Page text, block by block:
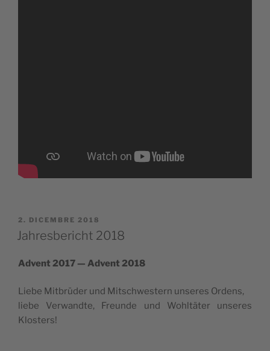
PUBBLICATO
IL
2. DICEMBRE 2018
Jahresbericht 2018
Advent 2017 — Advent 2018
Lie­be Mit­brü­der und Mitsch­we­stern unse­res Ordens,
lie­be Ver­wand­te, Freun­de und Wohl­tä­ter unse­res
Klosters!